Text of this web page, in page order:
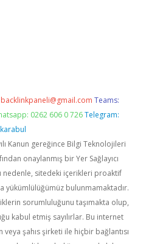
backlinkpaneli@gmail.com Teams:
0262 606 0 726 Telegram:
Kanun gereğince Bilgi Teknolojileri
onaylanmış bir Yer Sağlayıcı
nedenle, sitedeki içerikleri proaktif
yükümlülüğümüz bulunmamaktadır.
sorumluluğunu taşımakta olup,
kabul etmiş sayılırlar. Bu internet
şahıs şirketi ile hiçbir bağlantısı